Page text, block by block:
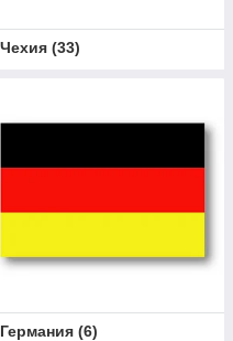
Чехия (33)
Германия (6)